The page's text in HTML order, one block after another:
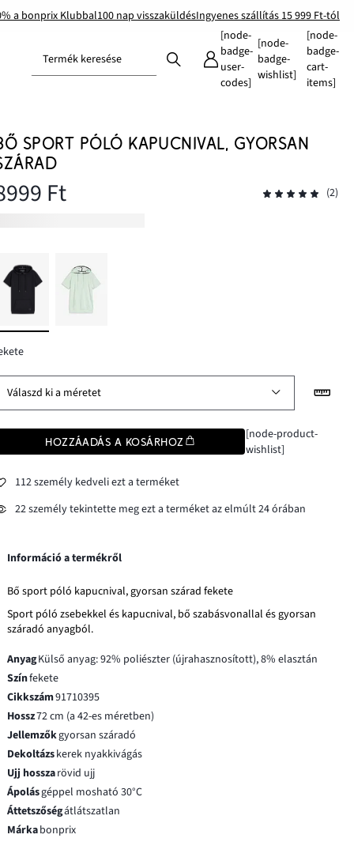
a bonprix Klubbal100 nap visszaküldésIngyenes szállítás 15 999 Ft-tól
Termék keresése
[node-
badge-
user-
codes]
[node-
badge-
wishlist]
[node-
badge-
cart-
items]
SPORT PÓLÓ KAPUCNIVAL, GYORSAN
Ft (2)
Válaszd ki a méretet
HOZZÁADÁS A KOSÁRHOZ
[node-product-
wishlist]
112 személy kedveli ezt a terméket
22 személy tekintette meg ezt a terméket az elmúlt 24 órában
Információ a termékről
Bő sport póló kapucnival, gyorsan szárad fekete
Sport póló zsebekkel és kapucnival, bő szabásvonallal és gyorsan
száradó anyagból.
AnyagKülső anyag: 92% poliészter (újrahasznosított), 8% elasztán
Színfekete
Cikkszám91710395
Hossz72 cm (a 42-es méretben)
Jellemzőkgyorsan száradó
Dekoltázskerek nyakkivágás
Ujj hosszarövid ujj
Ápolásgéppel mosható 30°C
Áttetszőségátlátszatlan
Márkabonprix